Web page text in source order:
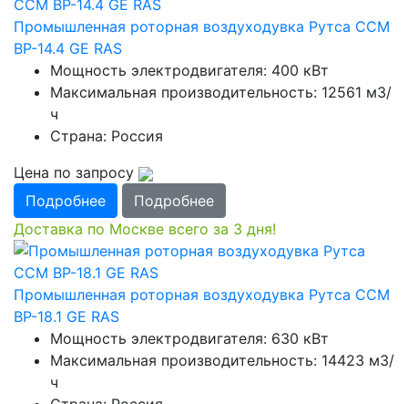
Промышленная роторная воздуходувка Рутса CCМ
ВР-14.4 GE RAS
Мощность электродвигателя: 400 кВт
Максимальная производительность: 12561 м3/
ч
Страна: Россия
Цена по запросу
Подробнее
Подробнее
Доставка по Москве всего за 3 дня!
Промышленная роторная воздуходувка Рутса CCМ
ВР-18.1 GE RAS
Мощность электродвигателя: 630 кВт
Максимальная производительность: 14423 м3/
ч